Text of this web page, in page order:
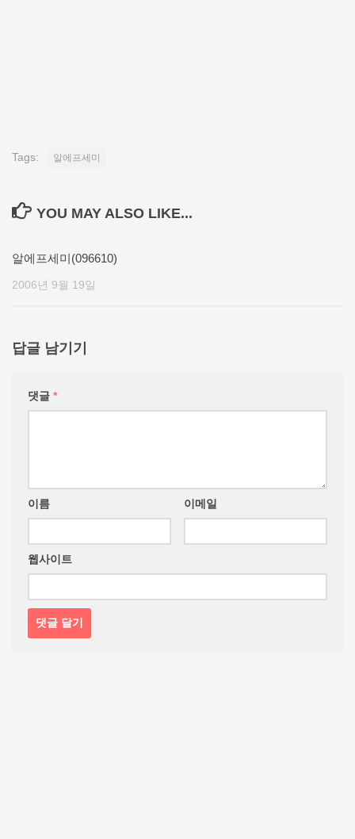
Tags: 알에프세미
YOU MAY ALSO LIKE...
알에프세미(096610)
2006년 9월 19일
답글 남기기
댓글 *
이름 이메일
웹사이트